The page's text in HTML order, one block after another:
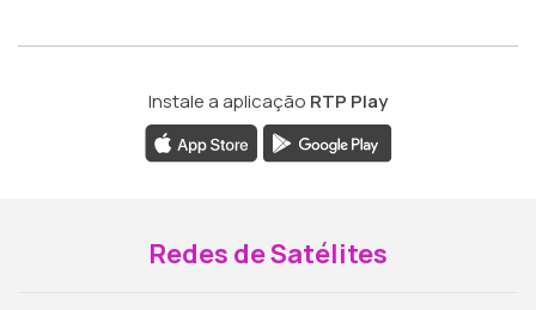
Instale a aplicação RTP Play
Redes de Satélites